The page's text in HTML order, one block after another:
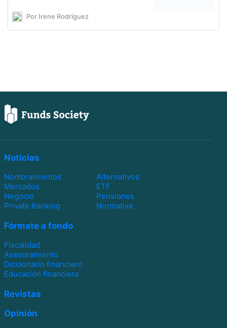
Por Irene Rodríguez
Noticias
Nombramientos
Alternativos
Mercados
ETF
Negocio
Pensiones
Private Banking
Normativa
Fórmate a fondo
Fiscalidad
Asesoramiento
Diccionario financiero
Educación financiera
Revistas
Opinión